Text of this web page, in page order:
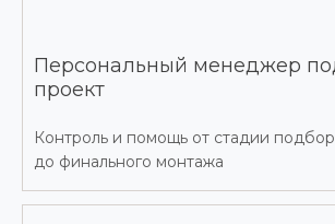
Персональный менеджер
проект
Контроль и помощь от стадии
до финального монтажа